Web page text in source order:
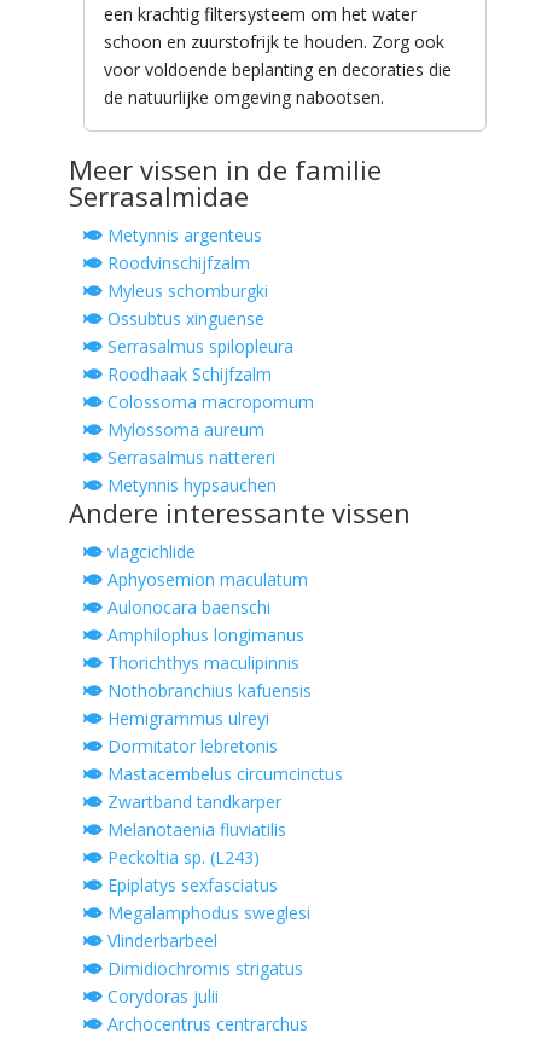
een krachtig filtersysteem om het water
schoon en zuurstofrijk te houden. Zorg ook
voor voldoende beplanting en decoraties die
de natuurlijke omgeving nabootsen.
Meer vissen in de familie
Serrasalmidae
Metynnis argenteus
Roodvinschijfzalm
Myleus schomburgki
Ossubtus xinguense
Serrasalmus spilopleura
Roodhaak Schijfzalm
Colossoma macropomum
Mylossoma aureum
Serrasalmus nattereri
Metynnis hypsauchen
Andere interessante vissen
vlagcichlide
Aphyosemion maculatum
Aulonocara baenschi
Amphilophus longimanus
Thorichthys maculipinnis
Nothobranchius kafuensis
Hemigrammus ulreyi
Dormitator lebretonis
Mastacembelus circumcinctus
Zwartband tandkarper
Melanotaenia fluviatilis
Peckoltia sp. (L243)
Epiplatys sexfasciatus
Megalamphodus sweglesi
Vlinderbarbeel
Dimidiochromis strigatus
Corydoras julii
Archocentrus centrarchus